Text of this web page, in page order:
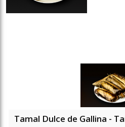
Tamal Dulce de Gallina -